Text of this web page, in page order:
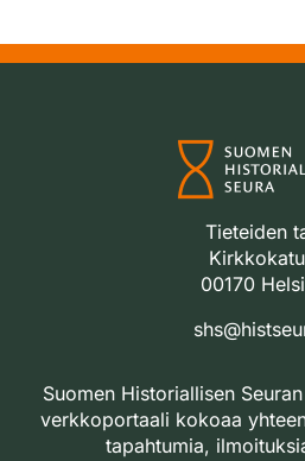
Tieteiden
00170
Suomen Historiallisen
verkkoportaali kokoaa
tapahtumia,